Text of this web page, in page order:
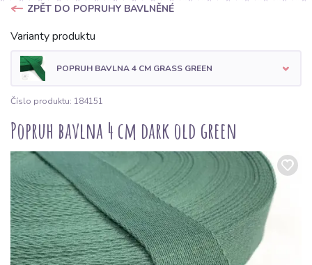
ZPĚT DO POPRUHY BAVLNĚNÉ
Varianty produktu
POPRUH BAVLNA 4 CM GRASS GREEN
Číslo produktu: 184151
Popruh bavlna 4 cm dark old green